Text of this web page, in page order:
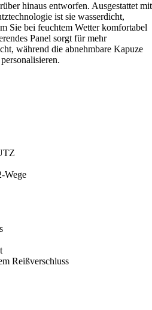
hinaus entworfen. Ausgestattet mit
ist sie wasserdicht,
Sie bei feuchtem Wetter komfortabel
Panel sorgt für mehr
während die abnehmbare Kapuze
Wege
Reißverschluss